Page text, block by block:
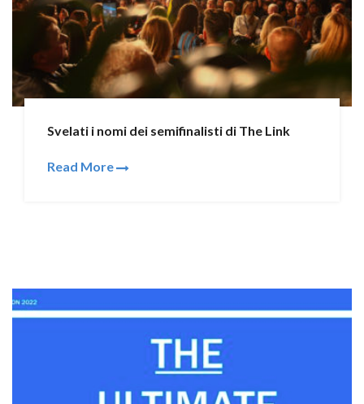
Svelati i nomi dei semifinalisti di The Link
Read More